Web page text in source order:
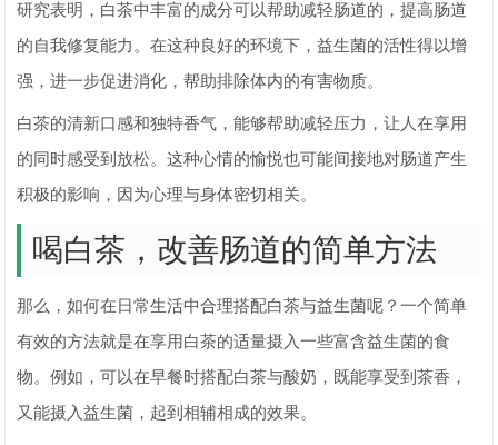
研究表明，白茶中丰富的成分可以帮助减轻肠道的，提高肠道
的自我修复能力。在这种良好的环境下，益生菌的活性得以增
强，进一步促进消化，帮助排除体内的有害物质。
白茶的清新口感和独特香气，能够帮助减轻压力，让人在享用
的同时感受到放松。这种心情的愉悦也可能间接地对肠道产生
积极的影响，因为心理与身体密切相关。
喝白茶，改善肠道的简单方法
那么，如何在日常生活中合理搭配白茶与益生菌呢？一个简单
有效的方法就是在享用白茶的适量摄入一些富含益生菌的食
物。例如，可以在早餐时搭配白茶与酸奶，既能享受到茶香，
又能摄入益生菌，起到相辅相成的效果。